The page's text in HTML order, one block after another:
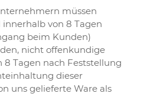
müssen
von 8 Tagen
beim Kunden)
nicht offenkundige
8 Tagen nach Feststellung
dieser
uns gelieferte Ware als